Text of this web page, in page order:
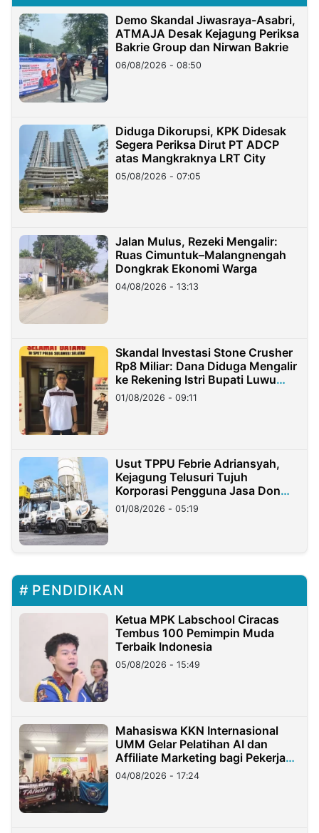
Demo Skandal Jiwasraya-Asabri,
ATMAJA Desak Kejagung Periksa
Bakrie Group dan Nirwan Bakrie
06/08/2026 - 08:50
Diduga Dikorupsi, KPK Didesak
Segera Periksa Dirut PT ADCP
atas Mangkraknya LRT City
05/08/2026 - 07:05
Jalan Mulus, Rezeki Mengalir:
Ruas Cimuntuk–Malangnengah
Dongkrak Ekonomi Warga
04/08/2026 - 13:13
Skandal Investasi Stone Crusher
Rp8 Miliar: Dana Diduga Mengalir
ke Rekening Istri Bupati Luwu
Timur
01/08/2026 - 09:11
Usut TPPU Febrie Adriansyah,
Kejagung Telusuri Tujuh
Korporasi Pengguna Jasa Don
Ritto
01/08/2026 - 05:19
PENDIDIKAN
Ketua MPK Labschool Ciracas
Tembus 100 Pemimpin Muda
Terbaik Indonesia
05/08/2026 - 15:49
Mahasiswa KKN Internasional
UMM Gelar Pelatihan AI dan
Affiliate Marketing bagi Pekerja
Migran Indonesia di Taiwan
04/08/2026 - 17:24